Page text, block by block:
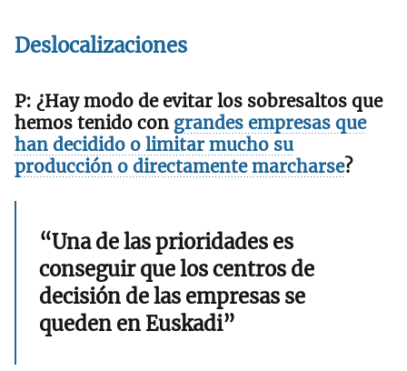
Deslocalizaciones
¿Hay modo de evitar los sobresaltos que
hemos tenido con grandes empresas que
han decidido o limitar mucho su
producción o directamente marcharse?
“Una de las prioridades es
conseguir que los centros de
decisión de las empresas se
queden en Euskadi”